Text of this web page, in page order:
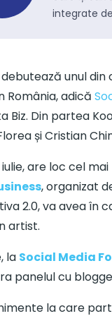
UI & Web Design
web de prezentare
aplicații
/ Foto / Video
de fotografii,
design grafic (ATL/
integrate
debutează unul
România, adică
Biz. Din partea
și Cristian
iulie, are loc cel
, organizat
2.0, va avea în
artist.
la Social Media
panelul cu
la care